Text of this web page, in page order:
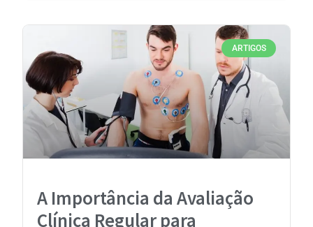
ARTIGOS
A Importância da Avaliação
Clínica Regular para